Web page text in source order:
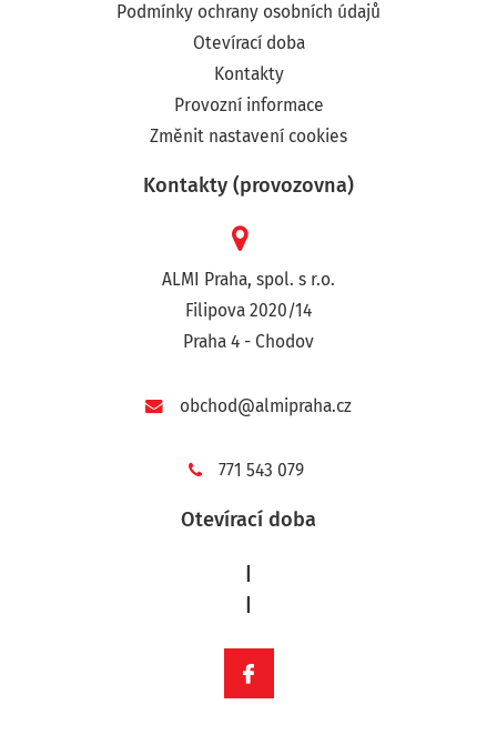
Podmínky ochrany osobních údajů
Otevírací doba
Kontakty
Provozní informace
Změnit nastavení cookies
Kontakty (provozovna)
ALMI Praha, spol. s r.o.
Filipova 2020/14
Praha 4 - Chodov
obchod@almipraha.cz
771 543 079
Otevírací doba